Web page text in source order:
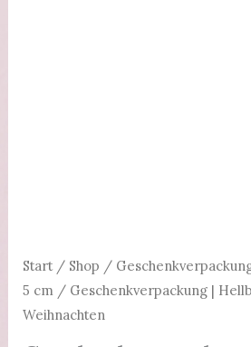
Start/ Shop /
5 cm/ Geschenkverpackung |
Weihnachten